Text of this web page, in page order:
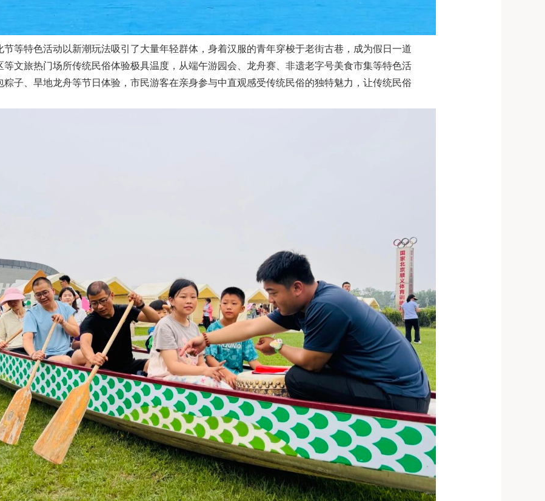
等特色活动以新潮玩法吸引了大量年轻群体，身着汉服的青年穿梭于老街古巷，成为假日一道
文旅热门场所传统民俗体验极具温度，从端午游园会、龙舟赛、非遗老字号美食市集等特色活
子、旱地龙舟等节日体验，市民游客在亲身参与中直观感受传统民俗的独特魅力，让传统民俗